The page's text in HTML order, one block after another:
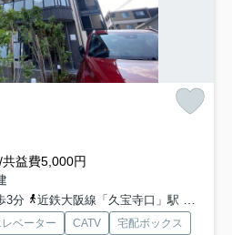
益費5,000円
3分
近鉄大阪線「久宝寺口」駅 徒歩14分
レベーター CATV
宅配ボックス